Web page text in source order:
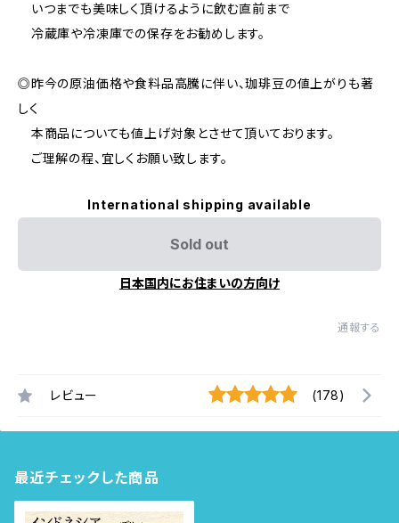
いつまでも美味しく頂けるように飲む直前まで
冷蔵庫や冷凍庫での保存をお勧めします。
◎昨今の原油価格や食料品高騰に伴い、珈琲豆の値上がりも著
しく
本商品についても値上げ対象とさせて頂いております。
ご理解の程、宜しくお願い致します。
International shipping available
Sold out
日本国内にお住まいの方向け
通報する
レビュー (178)
最近チェックした商品